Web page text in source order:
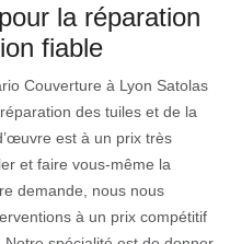
la réparation
fiable
Couverture à Lyon Satolas
des tuiles et de la
est à un prix très
et faire vous-même la
demande, nous nous
à un prix compétitif